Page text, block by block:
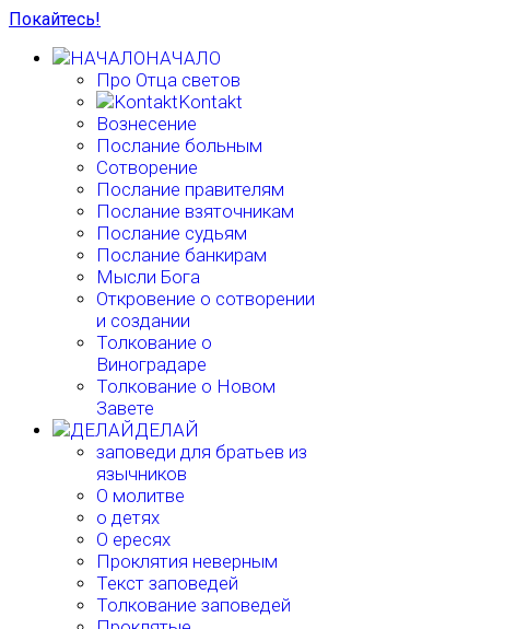
Покайтесь!
НАЧАЛО
Про Отца светов
Kontakt
Вознесение
Послание больным
Сотворение
Послание правителям
Послание взяточникам
Послание судьям
Послание банкирам
Мысли Бога
Откровение о сотворении
и создании
Толкование о
Виноградаре
Толкование о Новом
Завете
ДЕЛАЙ
заповеди для братьев из
язычников
О молитве
о детях
О ересях
Проклятия неверным
Текст заповедей
Толкование заповедей